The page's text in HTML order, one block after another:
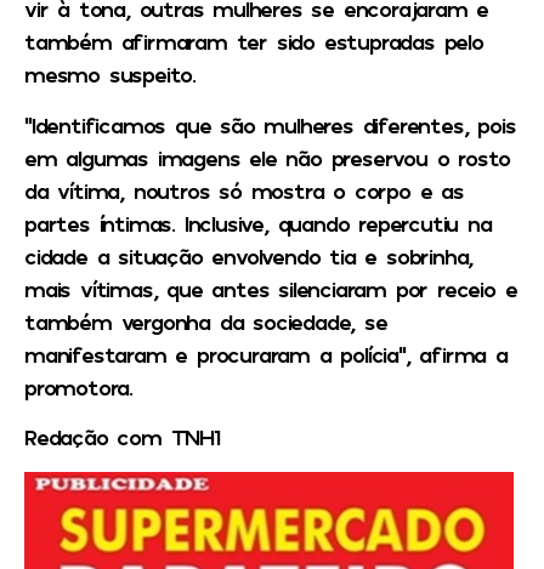
vir à tona, outras mulheres se encorajaram e
também afirmaram ter sido estupradas pelo
mesmo suspeito.
“Identificamos que são mulheres diferentes, pois
em algumas imagens ele não preservou o rosto
da vítima, noutros só mostra o corpo e as
partes íntimas. Inclusive, quando repercutiu na
cidade a situação envolvendo tia e sobrinha,
mais vítimas, que antes silenciaram por receio e
também vergonha da sociedade, se
manifestaram e procuraram a polícia”, afirma a
promotora.
Redação com TNH1